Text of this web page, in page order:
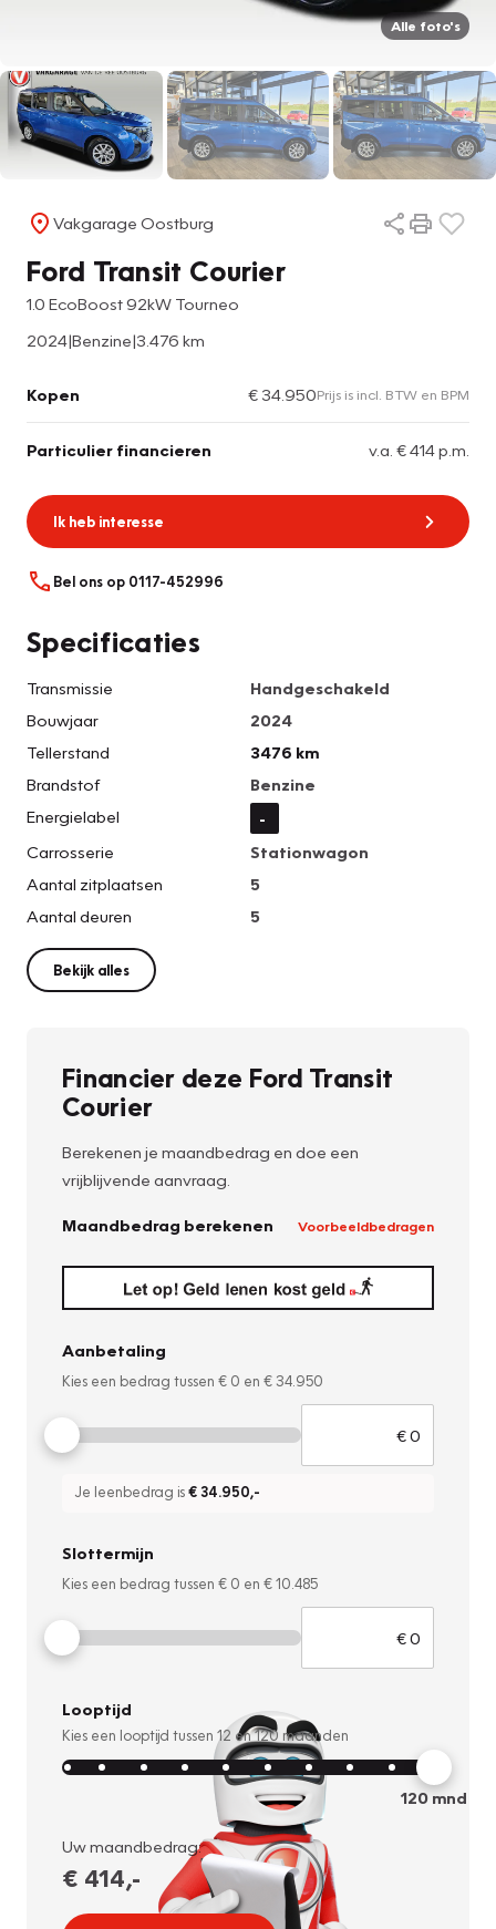
Alle foto's
Vakgarage Oostburg
Ford Transit Courier
1.0 EcoBoost 92kW Tourneo
2024|Benzine|3.476 km
Kopen € 34.950Prijs is incl. BTW en BPM
Particulier financieren v.a. € 414 p.m.
Ik heb interesse
Bel ons op 0117-452996
Specificaties
Transmissie
Handgeschakeld
Bouwjaar
2024
Tellerstand
3476 km
Brandstof
Benzine
Energielabel
-
Carrosserie
Stationwagon
Aantal zitplaatsen
5
Aantal deuren
5
Bekijk alles
Financier deze Ford Transit
Courier
Berekenen je maandbedrag en doe een
vrijblijvende aanvraag.
Maandbedrag berekenen Voorbeeldbedragen
Aanbetaling
Kies een bedrag tussen € 0 en € 34.950
Je leenbedrag is€ 34.950,-
Slottermijn
Kies een bedrag tussen € 0 en € 10.485
Looptijd
Kies een looptijd tussen 12 en120 maanden
120mnd
Uw maandbedrag:
€ 414,-